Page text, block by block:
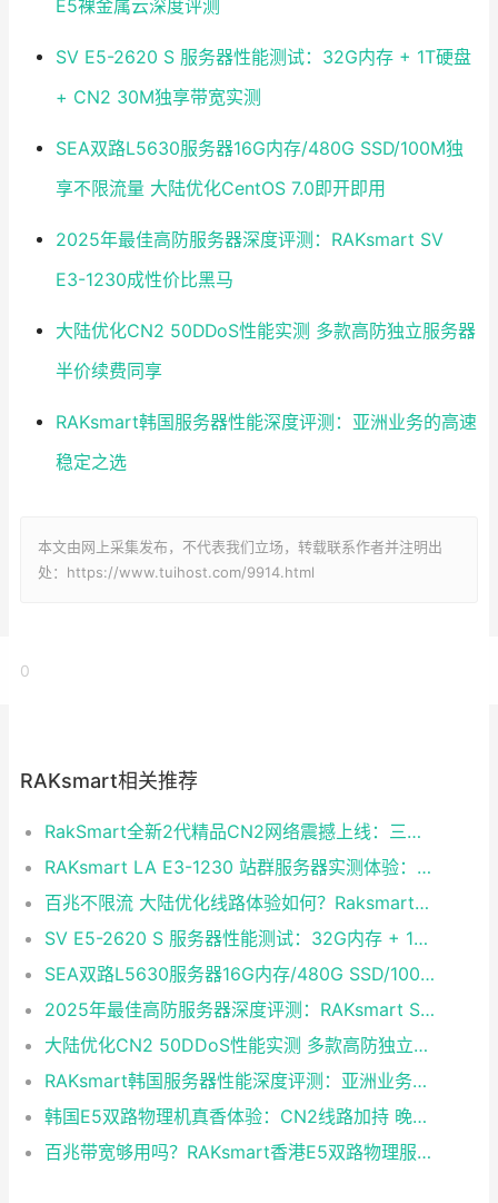
E5裸金属云深度评测
SV E5-2620 S 服务器性能测试：32G内存 + 1T硬盘
+ CN2 30M独享带宽实测
SEA双路L5630服务器16G内存/480G SSD/100M独
享不限流量 大陆优化CentOS 7.0即开即用
2025年最佳高防服务器深度评测：RAKsmart SV
E3-1230成性价比黑马
大陆优化CN2 50DDoS性能实测 多款高防独立服务器
半价续费同享
RAKsmart韩国服务器性能深度评测：亚洲业务的高速
稳定之选
本文由网上采集发布，不代表我们立场，转载联系作者并注明出
处：https://www.tuihost.com/9914.html
0
RAKsmart相关推荐
RakSmart全新2代精品CN2网络震撼上线：三网融合铸就企业级黄金链路
RAKsmart LA E3-1230 站群服务器实测体验：稳定够用的性价比之选
百兆不限流 大陆优化线路体验如何？Raksmart双路E5裸金属云深度评测
SV E5-2620 S 服务器性能测试：32G内存 + 1T硬盘 + CN2 30M独享带宽实测
SEA双路L5630服务器16G内存/480G SSD/100M独享不限流量 大陆优化CentOS 7.0即开即用
2025年最佳高防服务器深度评测：RAKsmart SV E3-1230成性价比黑马
大陆优化CN2 50DDoS性能实测 多款高防独立服务器半价续费同享
RAKsmart韩国服务器性能深度评测：亚洲业务的高速稳定之选
韩国E5双路物理机真香体验：CN2线路加持 晚高峰表现稳定
百兆带宽够用吗？RAKsmart香港E5双路物理服务器深度体验